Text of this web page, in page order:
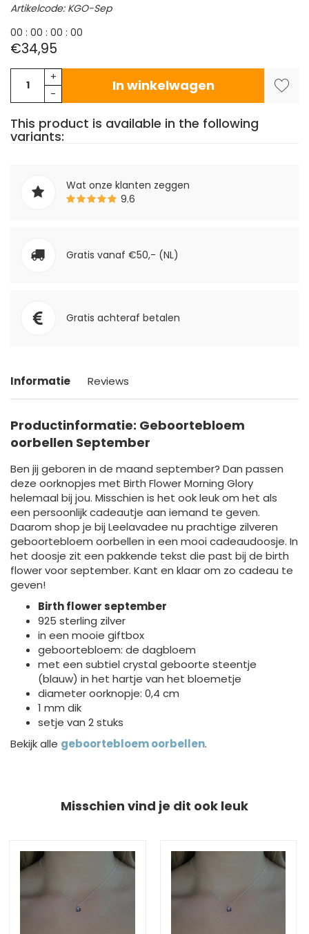
Artikelcode: KGO-Sep
00 : 00 : 00 : 00
€34,95
+
-
In winkelwagen
This product is available in the following
variants:
Wat onze klanten zeggen
9.6
Gratis vanaf €50,- (NL)
Gratis achteraf betalen
Informatie Reviews
Productinformatie: Geboortebloem
oorbellen September
Ben jij geboren in de maand september? Dan passen
deze oorknopjes met Birth Flower Morning Glory
helemaal bij jou. Misschien is het ook leuk om het als
een persoonlijk cadeautje aan iemand te geven.
Daarom shop je bij Leelavadee nu prachtige zilveren
geboortebloem oorbellen in een mooi cadeaudoosje. In
het doosje zit een pakkende tekst die past bij de birth
flower voor september. Kant en klaar om zo cadeau te
geven!
Birth flower september
925 sterling zilver
in een mooie giftbox
geboortebloem: de dagbloem
met een subtiel crystal geboorte steentje
(blauw) in het hartje van het bloemetje
diameter oorknopje: 0,4 cm
1 mm dik
setje van 2 stuks
Bekijk alle geboortebloem oorbellen.
Misschien vind je dit ook leuk